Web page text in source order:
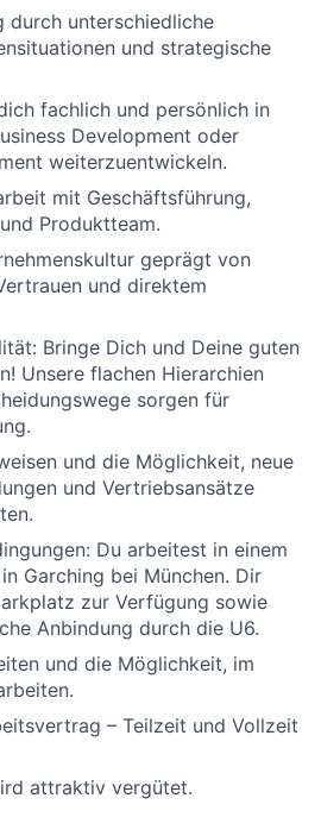
durch unterschiedliche
und strategische
fachlich und persönlich in
Development oder
weiterzuentwickeln.
mit Geschäftsführung,
Produktteam.
geprägt von
und direktem
Bringe Dich und Deine guten
Unsere flachen Hierarchien
sorgen für
und die Möglichkeit, neue
und Vertriebsansätze
Du arbeitest in einem
Garching bei München. Dir
zur Verfügung sowie
Anbindung durch die U6.
und die Möglichkeit, im
– Teilzeit und Vollzeit
attraktiv vergütet.